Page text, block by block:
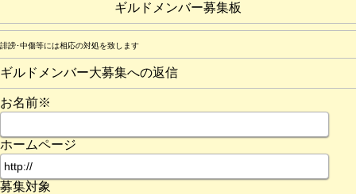
ギルドメンバー募集板
誹謗･中傷等には相応の対処を致します
ギルドメンバー大募集への返信
お名前※
ホームページ
募集対象